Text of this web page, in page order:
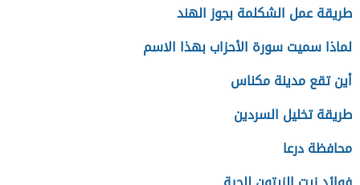
طريقة عمل الشكلمة بجوز الهند
لماذا سميت سورة الأحزاب بهذا الاسم
أين تقع مدينة مكناس
طريقة تخليل السردين
محافظة درعا